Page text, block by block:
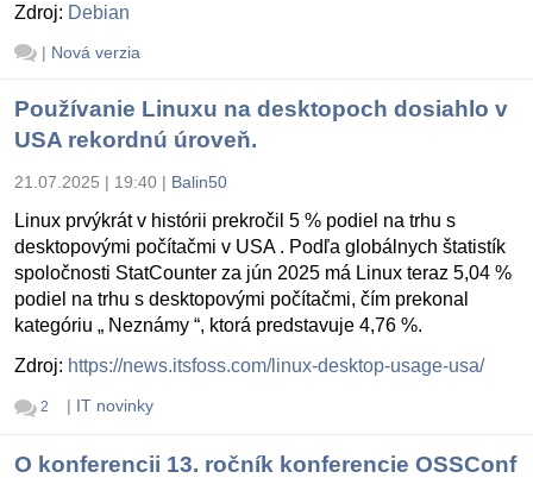
Zdroj: Debian
| Nová verzia
Používanie Linuxu na desktopoch dosiahlo v
USA rekordnú úroveň.
21.07.2025 | 19:40 | Balin50
Linux prvýkrát v histórii prekročil 5 % podiel na trhu s
desktopovými počítačmi v USA . Podľa globálnych štatistík
spoločnosti StatCounter za jún 2025 má Linux teraz 5,04 %
podiel na trhu s desktopovými počítačmi, čím prekonal
kategóriu „ Neznámy “, ktorá predstavuje 4,76 %.
Zdroj: https://news.itsfoss.com/linux-desktop-usage-usa/
2 | IT novinky
O konferencii 13. ročník konferencie OSSConf